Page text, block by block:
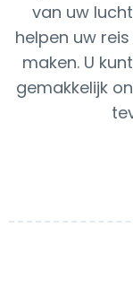
van uw
helpen uw
maken. U
gemakkelijk